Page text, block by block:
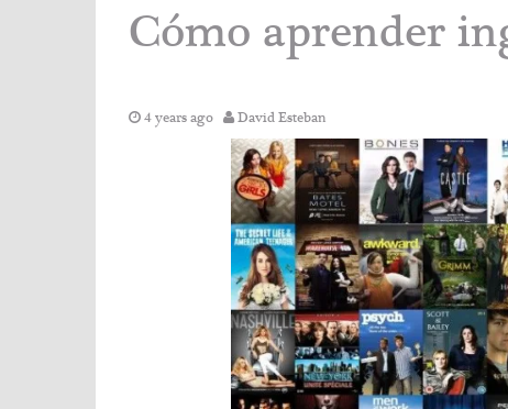
Cómo aprender
4 years ago David Esteban